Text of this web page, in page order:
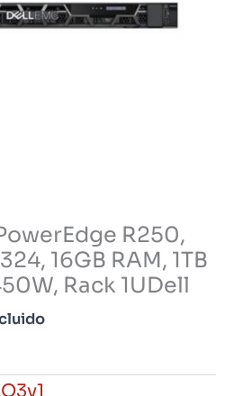
R250,
16GB RAM, 1TB
Rack 1UDell